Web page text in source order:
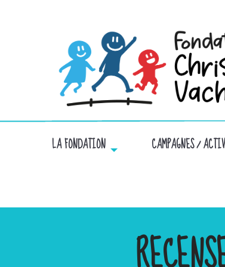
LA FONDATION CAMPAGNES /